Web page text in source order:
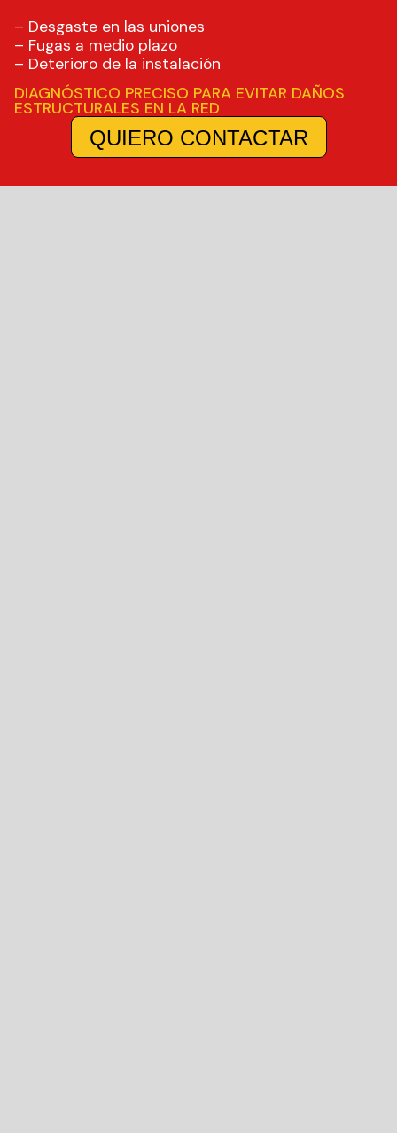
– Desgaste en las uniones
– Fugas a medio plazo
– Deterioro de la instalación
DIAGNÓSTICO PRECISO PARA EVITAR DAÑOS
ESTRUCTURALES EN LA RED
QUIERO CONTACTAR